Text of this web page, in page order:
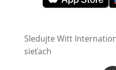
Otvorí sa vnovom
Sledujte Witt
sieťach